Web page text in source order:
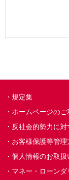
規定集
ホームページの
反社会的勢力に
お客様保護等管理
個人情報のお取扱
マネー・ローン